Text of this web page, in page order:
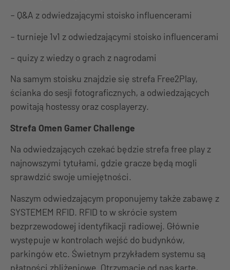
– Q&A z odwiedzającymi stoisko influencerami
– turnieje 1v1 z odwiedzającymi stoisko influencerami
– quizy z wiedzy o grach z nagrodami
Na samym stoisku znajdzie się strefa Free2Play,
ścianka do sesji fotograficznych, a odwiedzających
powitają hostessy oraz cosplayerzy.
Strefa Omen Gamer Challenge
Na odwiedzających czekać będzie strefa free play z
najnowszymi tytułami, gdzie gracze będą mogli
sprawdzić swoje umiejętności.
Naszym odwiedzającym proponujemy także zabawę z
SYSTEMEM RFID. RFID to w skrócie system
bezprzewodowej identyfikacji radiowej. Głównie
występuje w kontrolach wejść do budynków,
parkingów etc. Świetnym przykładem systemu są
płatności zbliżeniowe. Otrzymacie od nas kartę,